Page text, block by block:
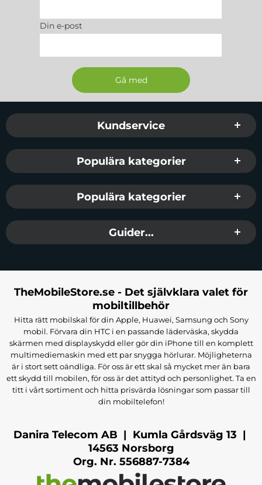
Din e-post
Sidfot Blandad info och länkar
Kundservice
Populära kategorier
Populära kategorier
Guider...
TheMobileStore.se - Det självklara valet för
mobiltillbehör
Hitta rätt mobilskal för din Apple, Huawei, Samsung och Sony
mobil. Förvara din HTC i en passande läderväska, skydda
skärmen med displayskydd eller gör din iPhone till en komplett
multimediemaskin med ett par snygga hörlurar. Möjligheterna
är i stort sett oändliga. För oss är ett skal så mycket mer än bara
ett skydd till mobilen, för oss är det attityd och personlighet. Ta en
titt i vårt sortiment och hitta prisvärda lösningar som passar till
din mobiltelefon!
Danira Telecom AB | Kumla Gårdsväg 13 |
14563 Norsborg
Org. Nr. 556887-7384